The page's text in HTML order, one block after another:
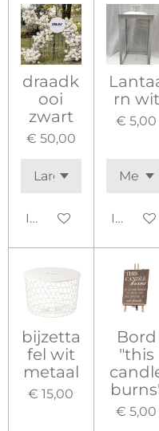
draadk
ooi
zwart
€ 50,00
In winkelwagen
rn wit
€ 5,00
In
bijzetta
fel wit
metaal
€ 15,00
Bord
"this
€ 5,00